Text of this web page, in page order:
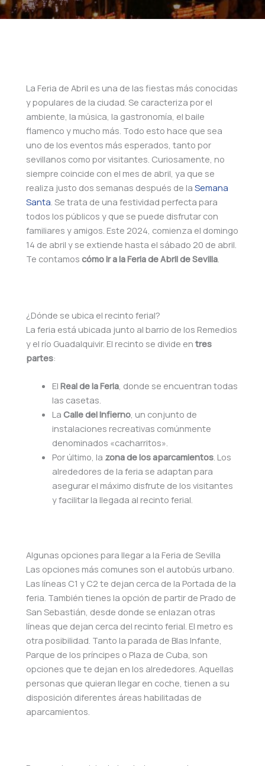
La Feria de Abril es una de las fiestas más conocidas
y populares de la ciudad. Se caracteriza por el
ambiente, la música, la gastronomía, el baile
flamenco y mucho más. Todo esto hace que sea
uno de los eventos más esperados, tanto por
sevillanos como por visitantes. Curiosamente, no
siempre coincide con el mes de abril, ya que se
realiza justo dos semanas después de la Semana
Santa. Se trata de una festividad perfecta para
todos los públicos y que se puede disfrutar con
familiares y amigos. Este 2024, comienza el domingo
14 de abril y se extiende hasta el sábado 20 de abril.
Te contamos cómo ir a la Feria de Abril de Sevilla.
¿Dónde se ubica el recinto ferial?
La feria está ubicada junto al barrio de los Remedios
y el río Guadalquivir. El recinto se divide en tres
partes:
El Real de la Feria, donde se encuentran todas
las casetas.
La Calle del Infierno, un conjunto de
instalaciones recreativas comúnmente
denominados «cacharritos».
Por último, la zona de los aparcamientos. Los
alrededores de la feria se adaptan para
asegurar el máximo disfrute de los visitantes
y facilitar la llegada al recinto ferial.
Algunas opciones para llegar a la Feria de Sevilla
Las opciones más comunes son el autobús urbano.
Las líneas C1 y C2 te dejan cerca de la Portada de la
feria. También tienes la opción de partir de Prado de
San Sebastián, desde donde se enlazan otras
líneas que dejan cerca del recinto ferial. El metro es
otra posibilidad. Tanto la parada de Blas Infante,
Parque de los príncipes o Plaza de Cuba, son
opciones que te dejan en los alrededores. Aquellas
personas que quieran llegar en coche, tienen a su
disposición diferentes áreas habilitadas de
aparcamientos.